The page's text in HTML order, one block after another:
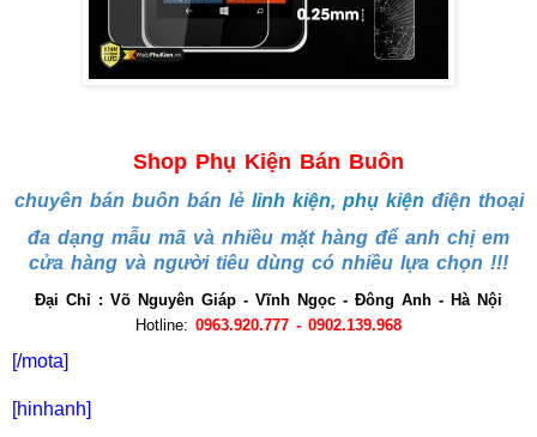
Shop Phụ Kiện Bán Buôn
chuyên bán buôn bán lẻ linh kiện, phụ kiện điện thoại
đa dạng mẫu mã và nhiều mặt hàng để anh chị em
cửa hàng và người tiêu dùng có nhiều lựa chọn !!!
Đại Chỉ : Võ Nguyên Giáp - Vĩnh Ngọc - Đông Anh - Hà Nội
Hotline: 0963.920.777 - 0902.139.968
[/mota]
[hinhanh]